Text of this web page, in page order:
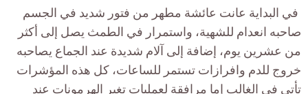
في البداية عانت عائشة مطهر من فتور شديد في الجسم
صاحبه انعدام للشهية، واستمرار في الطمث يصل إلى أكثر
من عشرين يوم، إضافة إلى آلام شديدة عند الجماع يصاحبه
خروج للدم وافرازات تستمر للساعات، كل هذه المؤشرات
تأتي في الغالب إما مرافقة لعمليات تغير الهرمونات عند